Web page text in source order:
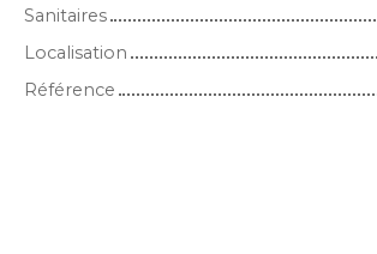
Sanitaires
Localisation
Référence